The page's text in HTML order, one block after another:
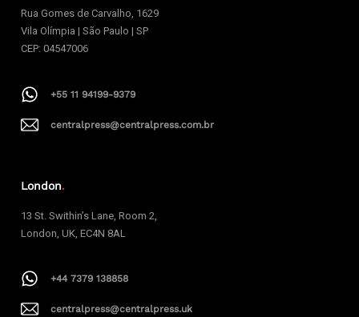
Rua Gomes de Carvalho, 1629
Vila Olímpia | São Paulo | SP
CEP: 04547006
+55 11 94199-9379
centralpress@centralpress.com.br
London.
13 St. Swithin’s Lane, Room 2,
London, UK, EC4N 8AL
+44 7379 138858
centralpress@centralpress.uk